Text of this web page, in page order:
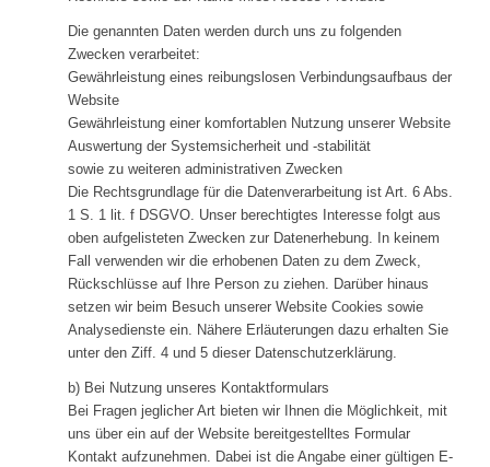
Die genannten Daten werden durch uns zu folgenden
Zwecken verarbeitet:
Gewährleistung eines reibungslosen Verbindungsaufbaus der
Website
Gewährleistung einer komfortablen Nutzung unserer Website
Auswertung der Systemsicherheit und -stabilität
sowie zu weiteren administrativen Zwecken
Die Rechtsgrundlage für die Datenverarbeitung ist Art. 6 Abs.
1 S. 1 lit. f DSGVO. Unser berechtigtes Interesse folgt aus
oben aufgelisteten Zwecken zur Datenerhebung. In keinem
Fall verwenden wir die erhobenen Daten zu dem Zweck,
Rückschlüsse auf Ihre Person zu ziehen. Darüber hinaus
setzen wir beim Besuch unserer Website Cookies sowie
Analysedienste ein. Nähere Erläuterungen dazu erhalten Sie
unter den Ziff. 4 und 5 dieser Datenschutzerklärung.
b) Bei Nutzung unseres Kontaktformulars
Bei Fragen jeglicher Art bieten wir Ihnen die Möglichkeit, mit
uns über ein auf der Website bereitgestelltes Formular
Kontakt aufzunehmen. Dabei ist die Angabe einer gültigen E-